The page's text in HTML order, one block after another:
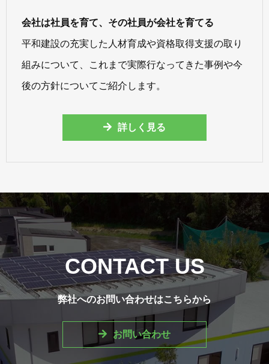
会社は社員を育て、その社員が会社を育てる
平和建設の充実した人材育成や資格取得支援の取り
組みについて、これまで実際行なってきた事例や今
後の方針についてご紹介します。
詳しく見る
CONTACT US
弊社へのお問い合わせはこちらから
お問い合わせ